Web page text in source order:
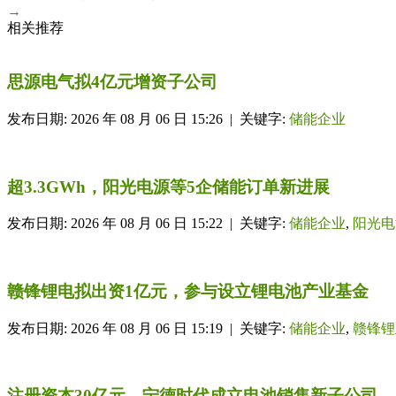
→
相关推荐
思源电气拟4亿元增资子公司
发布日期: 2026 年 08 月 06 日 15:26 | 关键字: 储能企业
超3.3GWh，阳光电源等5企储能订单新进展
发布日期: 2026 年 08 月 06 日 15:22 | 关键字: 储能企业, 阳光
赣锋锂电拟出资1亿元，参与设立锂电池产业基金
发布日期: 2026 年 08 月 06 日 15:19 | 关键字: 储能企业, 赣锋